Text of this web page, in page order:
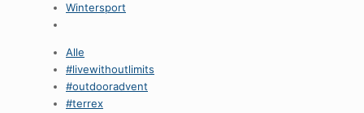
Wintersport
Alle
#livewithoutlimits
#outdooradvent
#terrex